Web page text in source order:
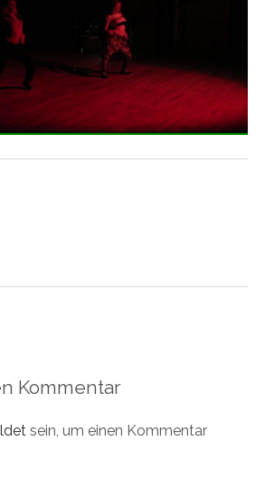
instagram
Kommentar
sein, um einen Kommentar